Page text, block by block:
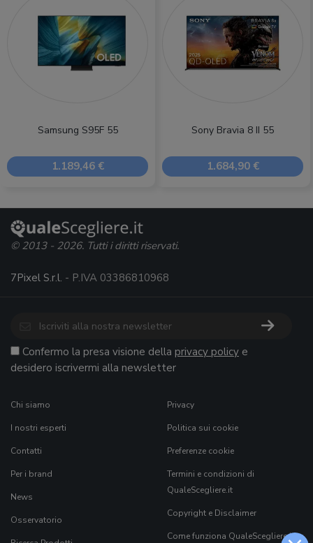
Samsung S95F 55
1.189,46 €
Sony Bravia 8 II 55
1.684,90 €
© 2013 - 2026. Tutti i diritti riservati.
7Pixel S.r.l. - P.IVA 03386810968
Confermo la presa visione della privacy policy e
desidero iscrivermi alla newsletter
Chi siamo
I nostri esperti
Contatti
Per i brand
News
Osservatorio
Privacy
Politica sui cookie
Preferenze cookie
Termini e condizioni di
QualeScegliere.it
Copyright e Disclaimer
Come funziona QualeScegliere.it